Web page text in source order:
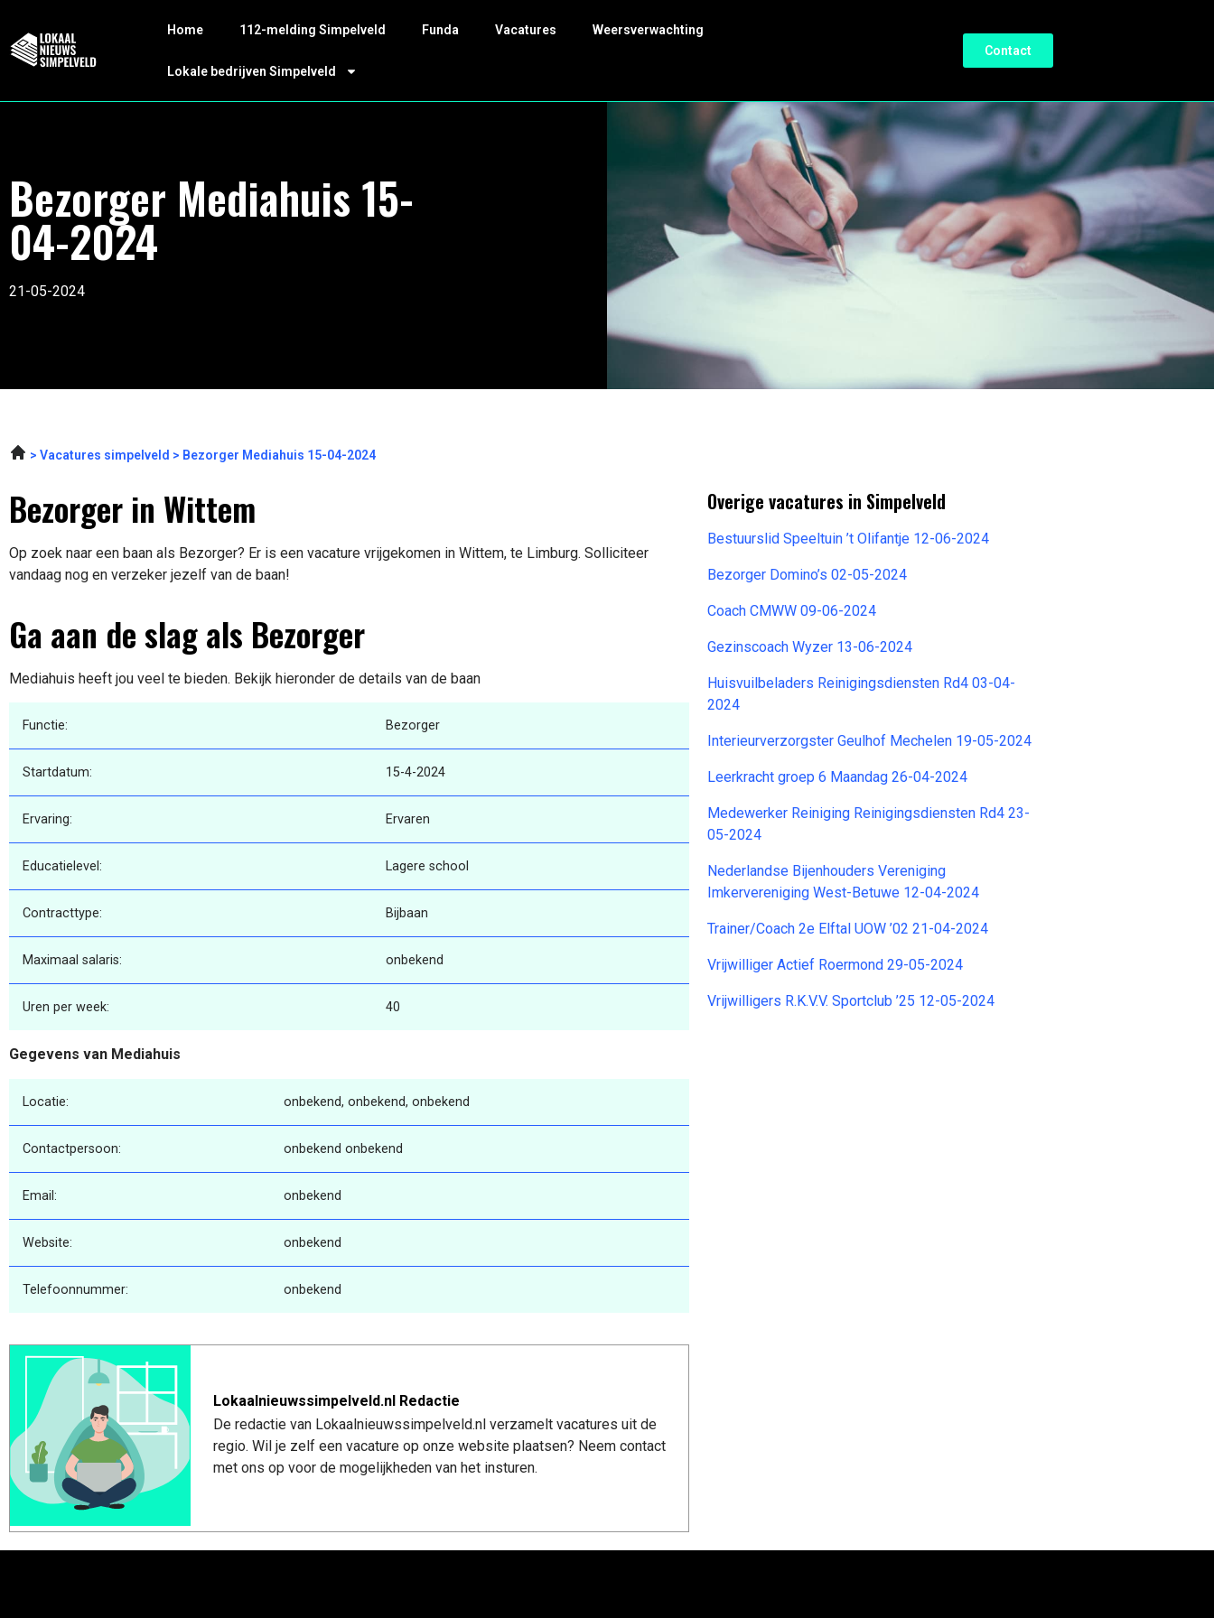
Home 112-melding Simpelveld Funda Vacatures Weersverwachting
Lokale bedrijven Simpelveld
Contact
Bezorger Mediahuis 15-
04-2024
21-05-2024
Vacatures simpelveld Bezorger Mediahuis 15-04-2024
Bezorger in Wittem
Op zoek naar een baan als Bezorger? Er is een vacature vrijgekomen in Wittem, te Limburg. Solliciteer
vandaag nog en verzeker jezelf van de baan!
Ga aan de slag als Bezorger
Mediahuis heeft jou veel te bieden. Bekijk hieronder de details van de baan
Functie: Bezorger
Startdatum: 15-4-2024
Ervaring: Ervaren
Educatielevel: Lagere school
Contracttype: Bijbaan
Maximaal salaris: onbekend
Uren per week: 40
Gegevens van Mediahuis
Locatie: onbekend, onbekend, onbekend
Contactpersoon: onbekend onbekend
Email: onbekend
Website: onbekend
Telefoonnummer: onbekend
Lokaalnieuwssimpelveld.nl Redactie
De redactie van Lokaalnieuwssimpelveld.nl verzamelt vacatures uit de
regio. Wil je zelf een vacature op onze website plaatsen? Neem contact
met ons op voor de mogelijkheden van het insturen.
Overige vacatures in Simpelveld
Bestuurslid Speeltuin ’t Olifantje 12-06-2024
Bezorger Domino’s 02-05-2024
Coach CMWW 09-06-2024
Gezinscoach Wyzer 13-06-2024
Huisvuilbeladers Reinigingsdiensten Rd4 03-04-
2024
Interieurverzorgster Geulhof Mechelen 19-05-2024
Leerkracht groep 6 Maandag 26-04-2024
Medewerker Reiniging Reinigingsdiensten Rd4 23-
05-2024
Nederlandse Bijenhouders Vereniging
Imkervereniging West-Betuwe 12-04-2024
Trainer/Coach 2e Elftal UOW ’02 21-04-2024
Vrijwilliger Actief Roermond 29-05-2024
Vrijwilligers R.K.V.V. Sportclub ’25 12-05-2024